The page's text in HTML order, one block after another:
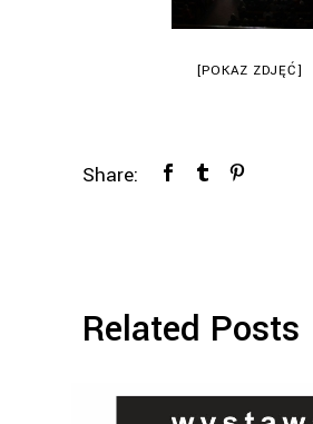
[POKAZ ZDJĘĆ]
Share:
Related Posts